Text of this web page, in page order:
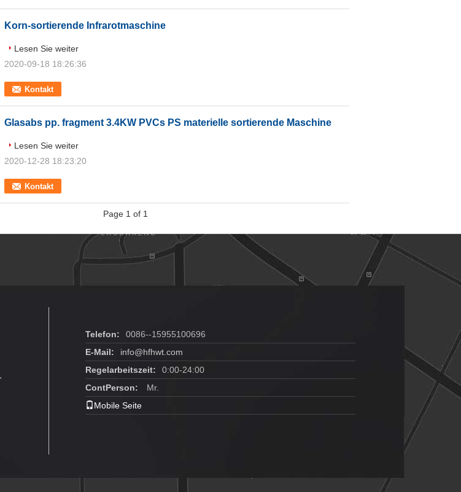
Korn-sortierende Infrarotmaschine
Kontakt
Lesen Sie weiter
2020-09-18 18:26:36
Glasabs pp. fragment 3.4KW PVCs PS materielle sortierende Maschine
Kontakt
Lesen Sie weiter
2020-12-28 18:23:20
Page 1 of 1
Telefon:
0086--15955100696
E-Mail:
info@hfhwt.com
Regelarbeitszeit:
0:00-24:00
ContPerson:
Mr.
Mobile Seite